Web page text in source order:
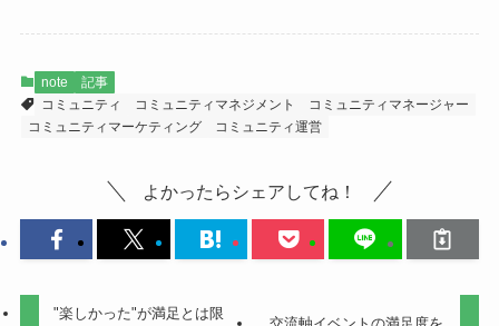
e
b
o
o
k
note
記事
コミュニティ
コミュニティマネジメント
コミュニティマネージャー
コミュニティマーケティング
コミュニティ運営
よかったらシェアしてね！
"楽しかった"が満足とは限